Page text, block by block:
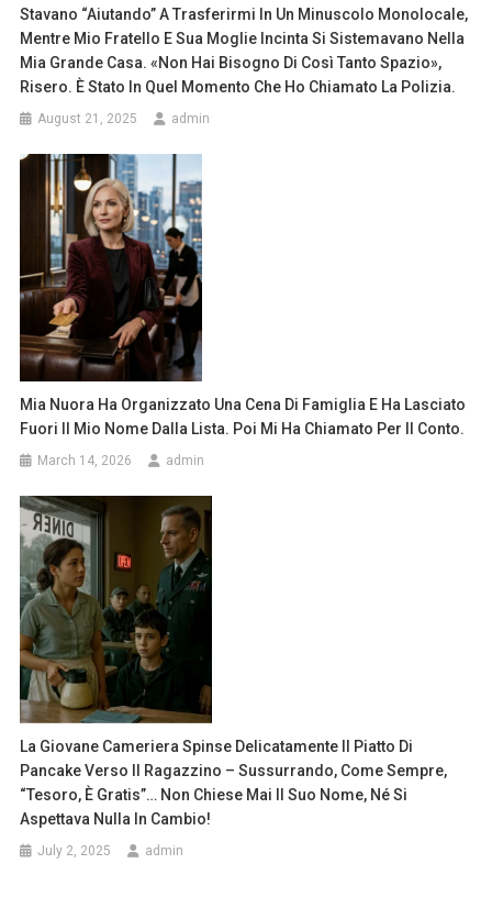
Stavano “aiutando” A Trasferirmi In Un Minuscolo Monolocale,
Mentre Mio Fratello E Sua Moglie Incinta Si Sistemavano Nella
Mia Grande Casa. «Non Hai Bisogno Di Così Tanto Spazio»,
Risero. È Stato In Quel Momento Che Ho Chiamato La Polizia.
August 21, 2025 admin
Mia Nuora Ha Organizzato Una Cena Di Famiglia E Ha Lasciato
Fuori Il Mio Nome Dalla Lista. Poi Mi Ha Chiamato Per Il Conto.
March 14, 2026 admin
La Giovane Cameriera Spinse Delicatamente Il Piatto Di
Pancake Verso Il Ragazzino – Sussurrando, Come Sempre,
“tesoro, È Gratis”… Non Chiese Mai Il Suo Nome, Né Si
Aspettava Nulla In Cambio!
July 2, 2025 admin